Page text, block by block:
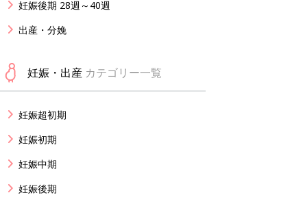
妊娠後期 28週～40週
出産・分娩
妊娠・出産 カテゴリー一覧
妊娠超初期
妊娠初期
妊娠中期
妊娠後期